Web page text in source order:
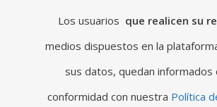
Los usuarios que realicen su
medios dispuestos en la
sus datos, quedan
conformidad con nuestra Política